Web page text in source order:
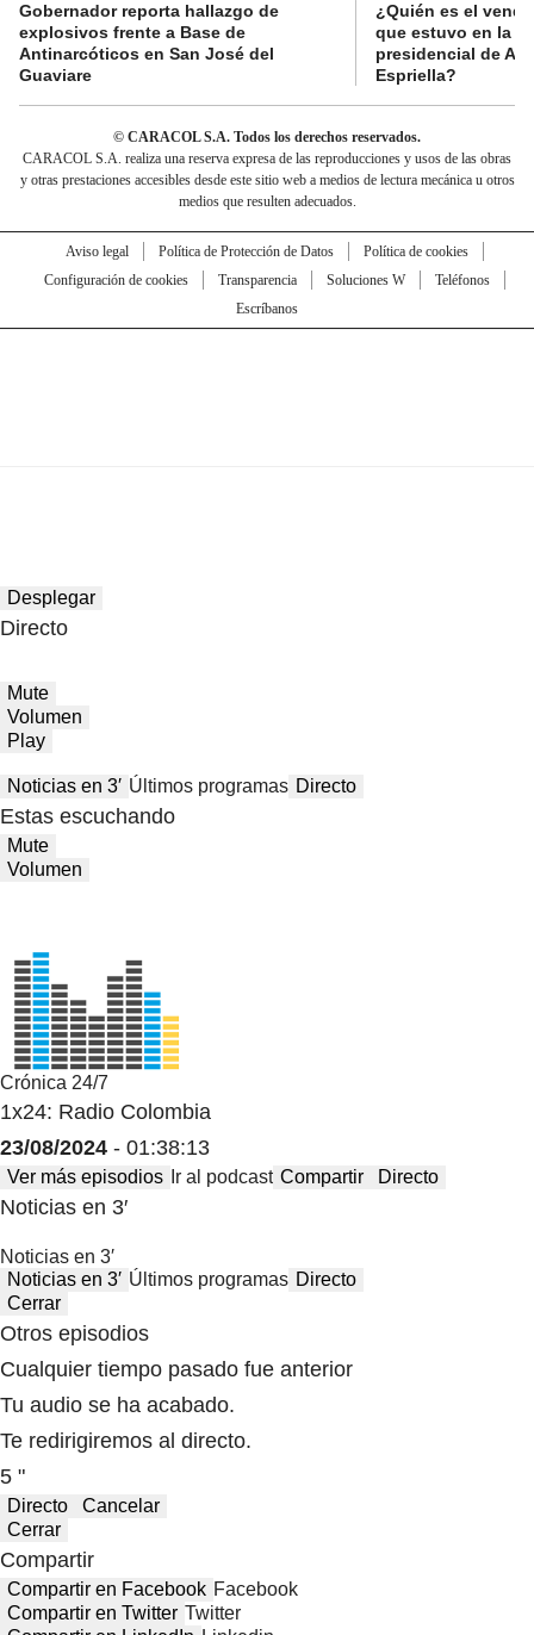
Gobernador reporta hallazgo de
explosivos frente a Base de
Antinarcóticos en San José del
Guaviare
¿Quién es el
que estuvo en la
presidencial de
Espriella?
© CARACOL S.A. Todos los derechos reservados.
CARACOL S.A. realiza una reserva expresa de las reproducciones y usos de las obras
y otras prestaciones accesibles desde este sitio web a medios de lectura mecánica u otros
medios que resulten adecuados.
Aviso legal Política de Protección de Datos
Política de cookies
Configuración de cookies
Transparencia Soluciones W
Teléfonos
Escríbanos
Desplegar
Directo
Mute
Volumen
Play
Noticias en 3′ Últimos programas Directo
Estas escuchando
Mute
Volumen
Crónica 24/7
1x24: Radio Colombia
23/08/2024 - 01:38:13
Ver más episodios Ir al podcast Compartir Directo
Noticias en 3′
Noticias en 3′
Noticias en 3′ Últimos programas Directo
Cerrar
Otros episodios
Cualquier tiempo pasado fue anterior
Tu audio se ha acabado.
Te redirigiremos al directo.
5 "
Directo
Cancelar
Cerrar
Compartir
Compartir en Facebook Facebook
Compartir en Twitter Twitter